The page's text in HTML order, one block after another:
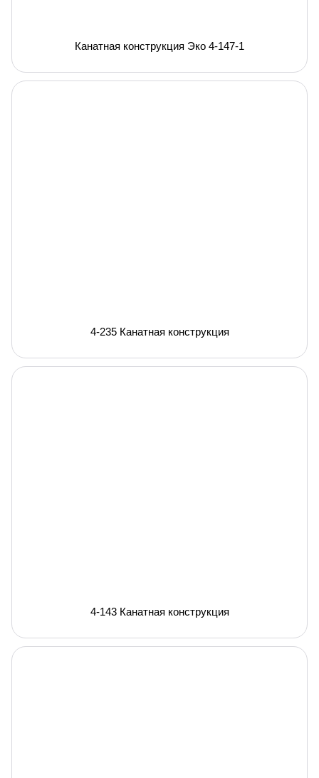
Канатная конструкция Эко 4-147-1
4-235 Канатная конструкция
4-143 Канатная конструкция